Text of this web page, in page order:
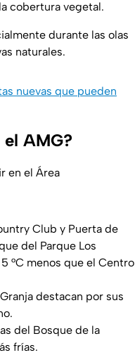
cobertura vegetal.
durante las olas
naturales.
nuevas que pueden
AMG?
en el Área
Club y Puerta de
del Parque Los
°C menos que el Centro
destacan por sus
del Bosque de la
frías.